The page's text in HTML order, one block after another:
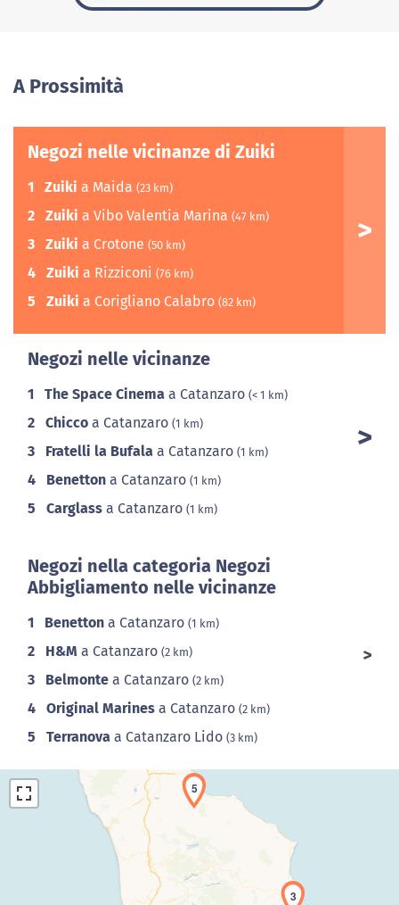
A Prossimità
Negozi nelle vicinanze di Zuiki
1 Zuiki a Maida (23 km)
2 Zuiki a Vibo Valentia Marina (47 km)
3 Zuiki a Crotone (50 km)
4 Zuiki a Rizziconi (76 km)
5 Zuiki a Corigliano Calabro (82 km)
Negozi nelle vicinanze
1 The Space Cinema a Catanzaro (< 1 km)
2 Chicco a Catanzaro (1 km)
3 Fratelli la Bufala a Catanzaro (1 km)
4 Benetton a Catanzaro (1 km)
5 Carglass a Catanzaro (1 km)
Negozi nella categoria Negozi
Abbigliamento nelle vicinanze
1 Benetton a Catanzaro (1 km)
2 H&M a Catanzaro (2 km)
3 Belmonte a Catanzaro (2 km)
4 Original Marines a Catanzaro (2 km)
5 Terranova a Catanzaro Lido (3 km)
3
5